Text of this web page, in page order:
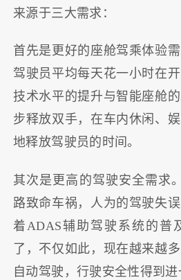
来源于三大需求：
首先是更好的座舱驾乘体验
驾驶员平均每天花一小时在
技术水平的提升与智能座舱
步释放双手，在车内休闲、
地释放驾驶员的时间。
其次是更高的驾驶安全需求
路致命车祸，人为的驾驶失
着ADAS辅助驾驶系统的普
了，不仅如此，现在越来越
自动驾驶，行驶安全性得到进